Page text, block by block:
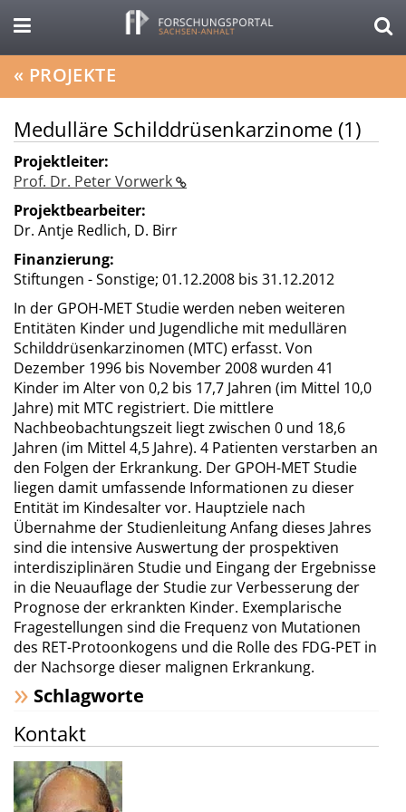
« PROJEKTE
Medulläre Schilddrüsenkarzinome (1)
Projektleiter:
Prof. Dr. Peter Vorwerk
Projektbearbeiter:
Dr. Antje Redlich, D. Birr
Finanzierung:
Stiftungen - Sonstige; 01.12.2008 bis 31.12.2012
In der GPOH-MET Studie werden neben weiteren
Entitäten Kinder und Jugendliche mit medullären
Schilddrüsenkarzinomen (MTC) erfasst. Von
Dezember 1996 bis November 2008 wurden 41
Kinder im Alter von 0,2 bis 17,7 Jahren (im Mittel 10,0
Jahre) mit MTC registriert. Die mittlere
Nachbeobachtungszeit liegt zwischen 0 und 18,6
Jahren (im Mittel 4,5 Jahre). 4 Patienten verstarben an
den Folgen der Erkrankung. Der GPOH-MET Studie
liegen damit umfassende Informationen zu dieser
Entität im Kindesalter vor. Hauptziele nach
Übernahme der Studienleitung Anfang dieses Jahres
sind die intensive Auswertung der prospektiven
interdisziplinären Studie und Eingang der Ergebnisse
in die Neuauflage der Studie zur Verbesserung der
Prognose der erkrankten Kinder. Exemplarische
Fragestellungen sind die Frequenz von Mutationen
des RET-Protoonkogens und die Rolle des FDG-PET in
der Nachsorge dieser malignen Erkrankung.
Schlagworte
Kontakt